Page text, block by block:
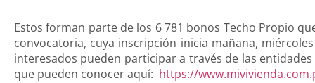
Estos forman parte de los 6 781 bonos Techo Propio
convocatoria, cuya inscripción inicia mañana,
interesados pueden participar a través de las
que pueden conocer aquí: https://